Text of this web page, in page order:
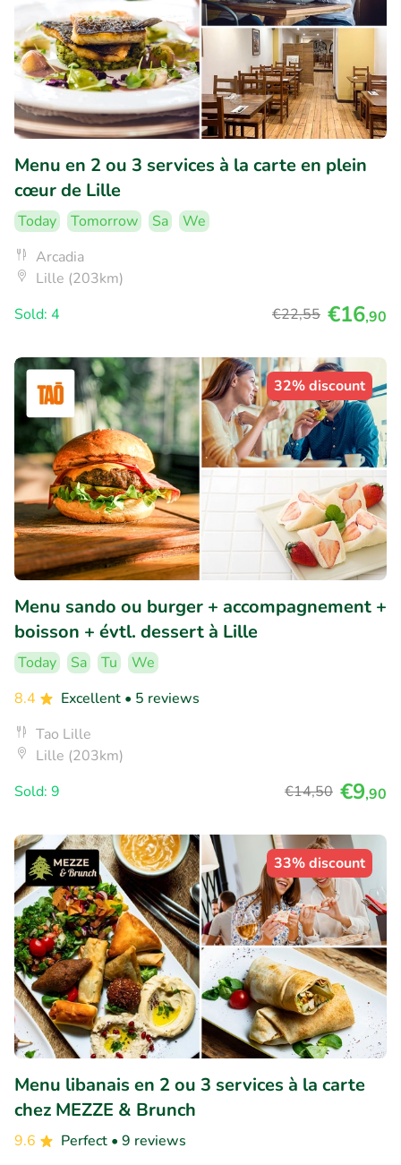
Menu en 2 ou 3 services à la carte en plein
cœur de Lille
Today Tomorrow Sa
We
Arcadia
Lille (203km)
Sold: 4
€22,55 €16,90
32% discount
Menu sando ou burger + accompagnement +
boisson + évtl. dessert à Lille
Today Sa Tu
We
8.4
Excellent • 5 reviews
Tao Lille
Lille (203km)
Sold: 9
€14,50 €9,90
33% discount
Menu libanais en 2 ou 3 services à la carte
chez MEZZE & Brunch
9.6 Perfect • 9 reviews